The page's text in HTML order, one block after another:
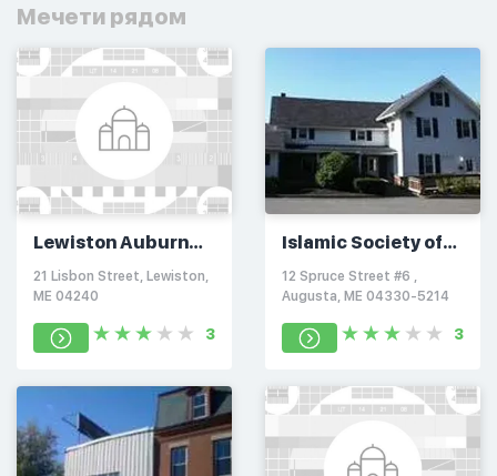
Мечети рядом
Lewiston Auburn
Islamic Center
21 Lisbon Street, Lewiston,
ME 04240
3
Islamic Society of
Greater Augusta
12 Spruce Street #6 ,
Augusta, ME 04330-5214
3